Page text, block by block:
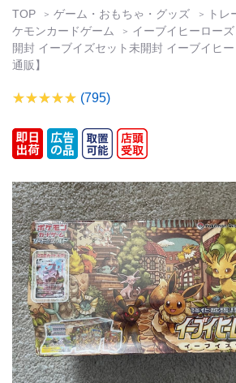
TOP ゲーム・おもちゃ・グッズ トレ
ケモンカードゲーム
イーブイヒーロー
開封 イーブイズセット未開封 イーブイヒ
通販】
(795)